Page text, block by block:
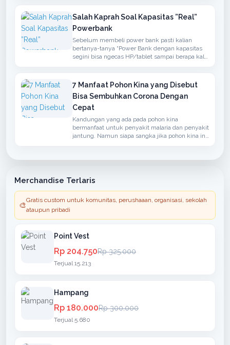
Salah Kaprah Soal Kapasitas ”Real”
Powerbank
Sebelum membeli power bank pasti kalian
bertanya-tanya “Power Bank dengan kapasitas
segini bisa ngecas HP/tablet sampai berapa kali
7 Manfaat Pohon Kina yang Disebut
Bisa Sembuhkan Corona Dengan
Cepat
Kandungan yang ada pada pohon kina
bermanfaat untuk penyakit malaria dan penyakit
jantung. Namun siapa sangka jika pohon kina ini
Merchandise Terlaris
🎨
Gratis custom untuk komunitas, perushaaan, organisasi, sekolah
ataupun pribadi
Point Vest
Rp 204.750Rp 325.000
Terjual 15.213
Hampang
Rp 180.000Rp 300.000
Terjual 5.680